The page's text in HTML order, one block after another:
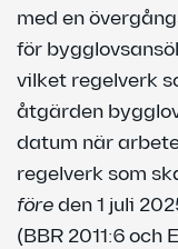
med en
för
vilket regelverk
åtgärden
datum när
regelverk som
föreden 1 juli
(BBR 2011:6 och